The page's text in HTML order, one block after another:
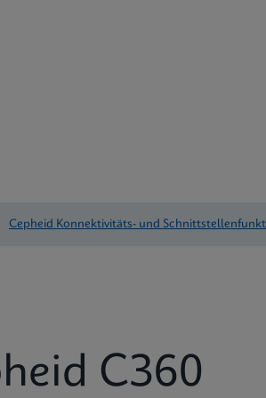
Cepheid Konnektivitäts- und
C360